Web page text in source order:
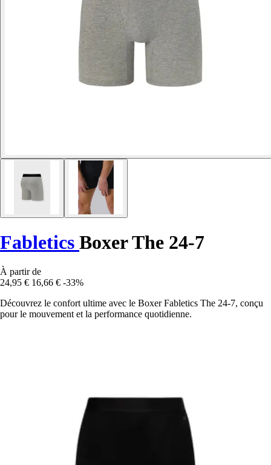
Fabletics Boxer The 24-7
À partir de
24,95 € 16,66 € -33%
Découvrez le confort ultime avec le Boxer Fabletics The 24-7, conçu
pour le mouvement et la performance quotidienne.